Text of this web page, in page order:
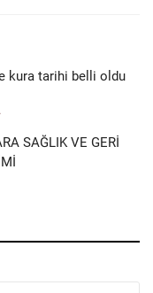
kura tarihi belli oldu
SAĞLIK VE GERİ